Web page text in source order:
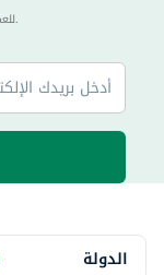
40 للعملاء الجدد فقط. تطبق الشروط والأحكام.
الدولة